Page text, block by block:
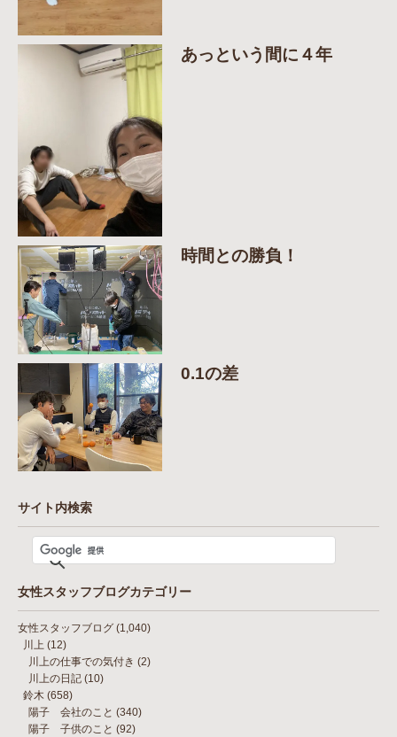
あっという間に４年
時間との勝負！
0.1の差
サイト内検索
女性スタッフブログカテゴリー
女性スタッフブログ (1,040)
川上 (12)
川上の仕事での気付き (2)
川上の日記 (10)
鈴木 (658)
陽子 会社のこと (340)
陽子 子供のこと (92)